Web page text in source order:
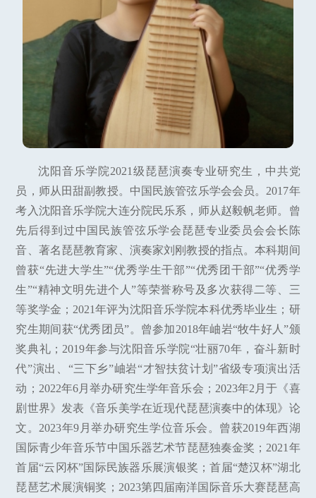
沈阳音乐学院2021级琵琶演奏专业研究生，中共党
员，师从田甜副教授。中国民族管弦乐学会会员。2017年
考入沈阳音乐学院大连分院民乐系，师从赵毅帆老师。曾
先后得到过中国民族管弦乐学会琵琶专业委员会会长陈
音、著名琵琶教育家、演奏家刘刚教授的指点。本科期间
曾获“先进大学生”“优秀学生干部”“优秀团干部”“优秀学
生”“精神文明先进个人”等荣誉称号及多次获得二等、三
等奖学金；2021年评为沈阳音乐学院本科优秀毕业生；研
究生期间获“优秀团员”。曾参加2018年岫岩“牧牛好人”颁
奖典礼；2019年参与沈阳音乐学院“壮丽70年，奋斗新时
代”演出、“三下乡”岫岩“才智扶贫计划”省级专项演出活
动；2022年6月举办研究生学年音乐会；2023年2月于《喜
剧世界》发表《音乐美学在近现代琵琶演奏中的体现》论
文。2023年9月举办研究生学位音乐会。曾获2019年西湖
国际青少年音乐节中国乐器艺术节琵琶独奏金奖；2021年
首届“云冈杯”国际民族器乐展演银奖；首届“楚汉杯”湖北
琵琶艺术展演铜奖；2023第四届南洋国际音乐大赛琵琶高